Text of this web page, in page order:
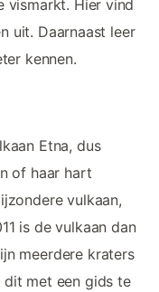
vismarkt. Hier vind
uit. Daarnaast leer
kennen.
Etna, dus
of haar hart
vulkaan,
is de vulkaan dan
meerdere kraters
met een gids te